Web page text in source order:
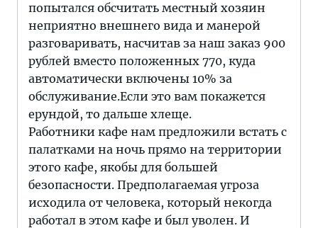
попытался обсчитать местный хозяин
неприятно внешнего вида и манерой
разговаривать, насчитав за наш заказ 900
рублей вместо положенных 770, куда
автоматически включены 10% за
обслуживание.Если это вам покажется
ерундой, то дальше хлеще.
Работники кафе нам предложили встать с
палатками на ночь прямо на территории
этого кафе, якобы для большей
безопасности. Предполагаемая угроза
исходила от человека, который некогда
работал в этом кафе и был уволен. И